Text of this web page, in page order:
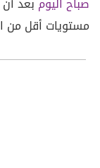
مستويات أقل من